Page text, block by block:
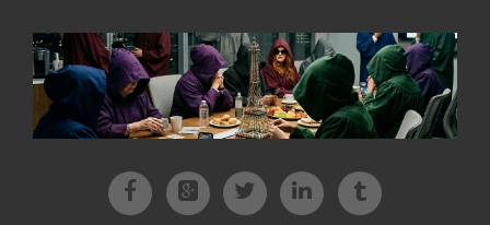
FacebookPatreonTwitterInstagram
Tik-tok